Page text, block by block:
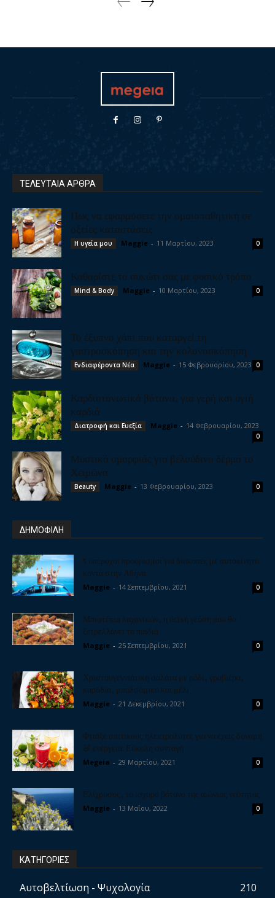
ΤΕΛΕΥΤΑΙΑ ΑΡΘΡΑ
Πως να εφαρμόσετε την ομοιοπαθητική σε
οξείες καταστάσεις
Η υγεία μου Maggie - 11 Μαρτίου, 2023 0
Καθαρίστε το συκώτι σας με φυσικό τρόπο
Mind & Body Maggie - 10 Μαρτίου, 2023 0
Το έξυπνο χάπι που καταργεί τη
γαστροσκόπηση και την κολονοσκόπηση
Ενδιαφέροντα Νέα Maggie - 15 Φεβρουαρίου, 2023 0
Καρδιοτονωτικά βότανα, για γερή και υγιή
καρδιά
Διατροφή και Ευεξία Maggie - 14 Φεβρουαρίου, 2023
0
Μυστικά ομορφιάς για βελούδινο δέρμα το
Χειμώνα
Beauty Maggie - 13 Φεβρουαρίου, 2023 0
ΔΗΜΟΦΙΛΗ
5 υπέροχοι προορισμοί για διακοπές με αυτοκίνητο
κοντά στην Αθήνα
Maggie - 14 Σεπτεμβρίου, 2021 0
Μπιφτέκια λαχανικών, η θεϊκή γεύση που θα
ξετρελλάνει τα παιδιά
Maggie - 25 Σεπτεμβρίου, 2021 0
Χριστουγεννιάτικη σαλάτα με ρόδι, γραβιέρα,
καρύδια, μπαλσάμικο και μέλι
Maggie - 21 Δεκεμβρίου, 2021 0
Φτιάξε σπιτικούς ηλεκτρολύτες για να έχεις δύναμη
& ενέργεια. Εύκολη συνταγή
Megeia - 29 Μαρτίου, 2021 0
Ελίχρυσος, το ισχυρό βότανο της αιώνιας νεότητας
Maggie - 13 Μαΐου, 2022 0
ΚΑΤΗΓΟΡΙΕΣ
Αυτοβελτίωση - Ψυχολογία
210